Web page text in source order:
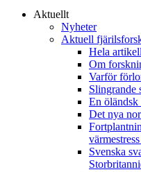
Aktuellt
Nyheter
Aktuell
Hela
Om
Varför
Slingrande
En
Det nya
Svenska